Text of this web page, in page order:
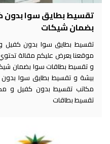
تقسيط بطايق سوا
بضمان شيكات
تقسيط بطايق سوا بدون كفيل
موقعنا يعرض عليكم مقالة
و تقسيط بطاقات سوا بضمان
بيشة و تقسيط بطايق سوا
مكاتب تقسيط بدون كفيل و
تقسيط بطاقات